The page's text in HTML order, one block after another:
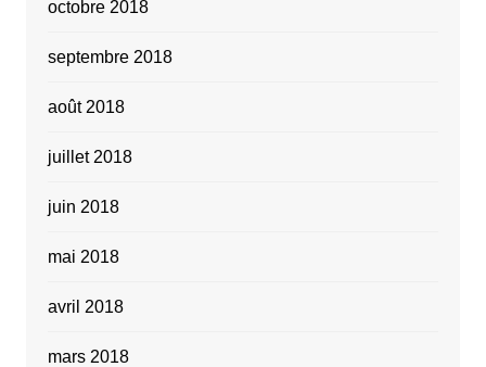
octobre 2018
septembre 2018
août 2018
juillet 2018
juin 2018
mai 2018
avril 2018
mars 2018